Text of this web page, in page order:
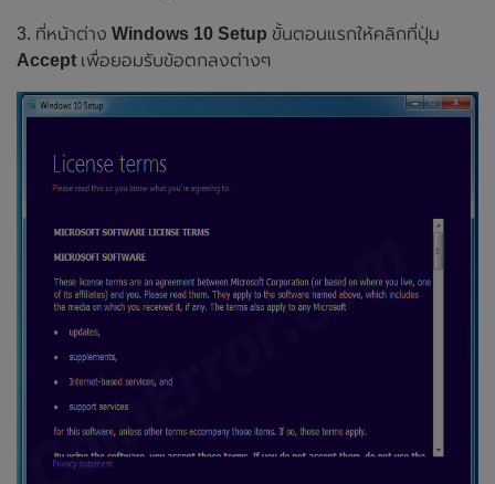
3. ที่หน้าต่าง Windows 10 Setup ขั้นตอนแรกให้คลิกที่ปุ่ม
Accept เพื่อยอมรับข้อตกลงต่างๆ